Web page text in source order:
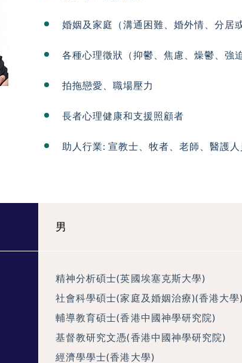
婚姻及家庭（溝通困難、婚外情、分居
各種心理徵狀（抑鬱、焦慮、燥鬱、強
拍拖戀愛、職場壓力
長者心理健康和支援照顧者
助人行業: 宣教士、牧者、老師、醫護人
男
精神分析碩士(英國埃塞克斯大學)
社會科學碩士(家庭及婚姻治療)(香港大學)
輔導教育碩士(香港中國神學研究院)
基督教研究文憑(香港中國神學研究院)
經濟學學士(香港大學)